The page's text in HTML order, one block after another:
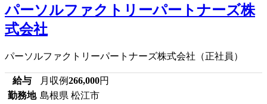
パーソルファクトリーパートナーズ株
式会社
パーソルファクトリーパートナーズ株式会社（正社員）
給与 月収例266,000円
勤務地 島根県 松江市